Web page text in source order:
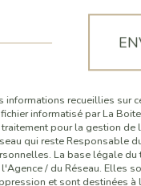
informations recueillies sur
fichier informatisé par La
traitement pour la gestion
qui reste Responsable
La base légale
l'Agence / du Réseau. Elles
et sont destinées à